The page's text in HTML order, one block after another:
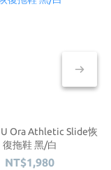
Ora Athletic Slide恢
復拖鞋 黑/白
NT$1,980